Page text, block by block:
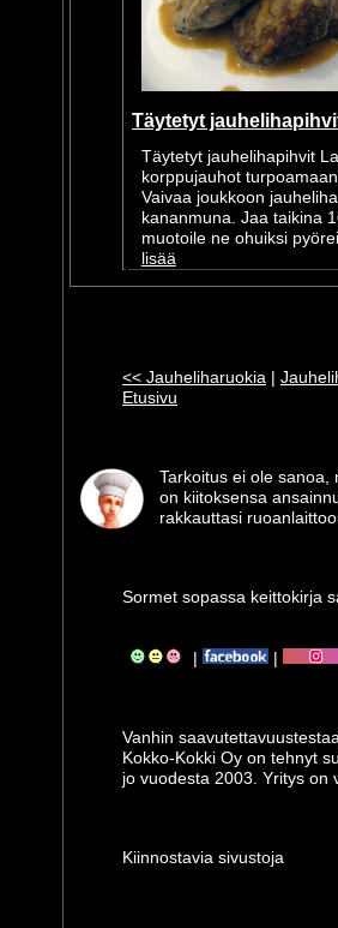
Täytetyt
Täytetyt jauhelihapihvit
korppujauhot
Vaivaa joukkoon
kananmuna. Jaa taikina
muotoile ne ohuiksi
lisää
<< Jauheliharuokia |
Etusivu
Tarkoitus ei ole sanoa,
on kiitoksensa
rakkauttasi
Sormet sopassa keittokirja
|
Vanhin
Kokko-Kokki Oy on tehnyt
jo vuodesta 2003. Yritys on
Kiinnostavia sivustoja